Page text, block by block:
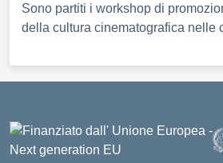
Sono partiti i workshop di
della cultura cinematografica nelle